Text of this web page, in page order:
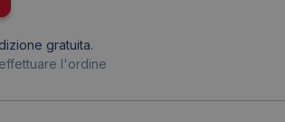
gratuita.
l'ordine